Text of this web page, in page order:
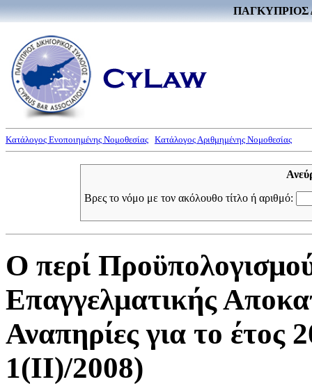
ΠΑΓΚΥΠΡΙΟΣ
Κατάλογος Ενοποιημένης Νομοθεσίας Κατάλογος Αριθμημένης Νομοθεσίας
Βρες το νόμο με τον ακόλουθο τίτλο ή αριθμό:
Ο περί
Επαγγελματικής
Αναπηρίες για το
1(II)/2008)